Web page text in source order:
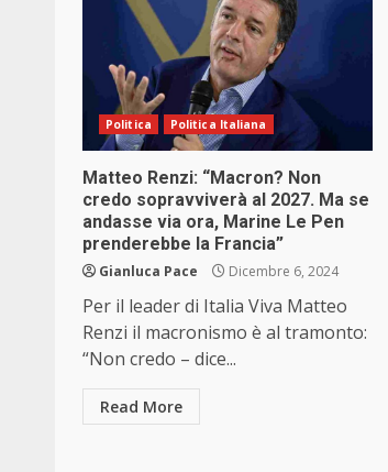
Politica Politica Italiana
Matteo Renzi: “Macron? Non
credo sopravviverà al 2027. Ma se
andasse via ora, Marine Le Pen
prenderebbe la Francia”
Gianluca Pace Dicembre 6, 2024
Per il leader di Italia Viva Matteo
Renzi il macronismo è al tramonto:
“Non credo – dice...
Read More